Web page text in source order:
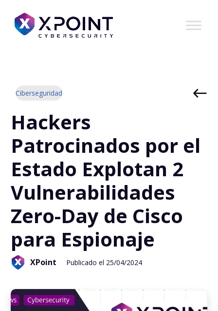
Ciberseguridad
Hackers
Patrocinados por el
Estado Explotan 2
Vulnerabilidades
Zero-Day de Cisco
para Espionaje
XPoint Publicado el 25/04/2024